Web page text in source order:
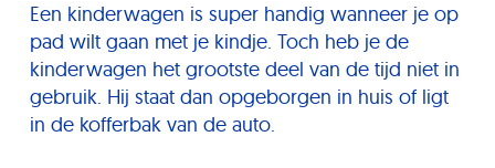
Een kinderwagen is super handig wanneer je op
pad wilt gaan met je kindje. Toch heb je de
kinderwagen het grootste deel van de tijd niet in
gebruik. Hij staat dan opgeborgen in huis of ligt
in de kofferbak van de auto.